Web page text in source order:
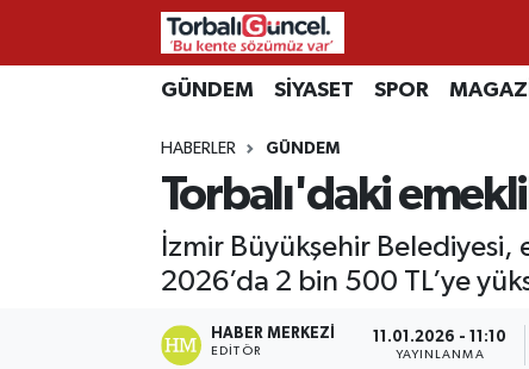
GÜNDEM SİYASET SPOR
HABERLER GÜNDEM
Torbalı'daki
İzmir Büyükşehir
2026’da 2 bin 500 TL’ye
HABER MERKEZI
EDITÖR
11.01.2026 - 11:10
YAYINLANMA
İzmir Nöbetçi Eczaneler
İzmir Hava Durumu
İzmir Namaz Vakitleri
İzmir Trafik Yoğunluk Haritası
Süper Lig Puan Durumu ve Fikstür